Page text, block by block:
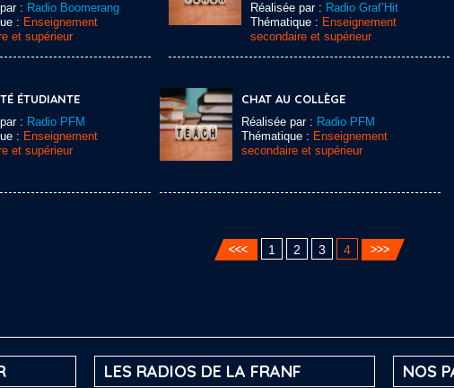
: Radio Boomerang
: Enseignement
et supérieur
Réalisée par : Radio Graf’Hit
Thématique : Enseignement
secondaire et supérieur
ÉTUDIANTE
: Radio PFM
: Enseignement
et supérieur
CHAT AU COLLÈGE
Réalisée par : Radio PFM
Thématique : Enseignement
secondaire et supérieur
1 2 3 4
LES RADIOS DE LA FRANF NOS